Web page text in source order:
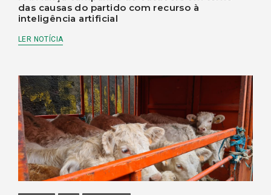
das causas do partido com recurso à
inteligência artificial
LER NOTÍCIA